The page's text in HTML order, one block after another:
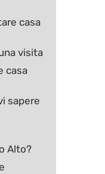
casa
visita
casa
sapere
Alto?